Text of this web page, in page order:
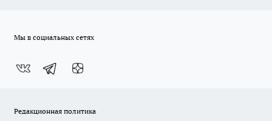
Мы в социальных сетях
Редакционная политика